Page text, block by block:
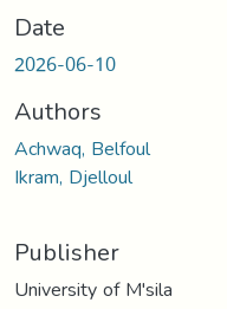
Date
2026-06-10
Authors
Achwaq, Belfoul
Ikram, Djelloul
Publisher
University of M'sila